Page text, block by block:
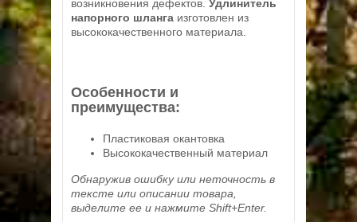
возникновения дефектов. Удлинитель
напорного шланга изготовлен из
высококачественного материала.
Особенности и
преимущества:
Пластиковая окантовка
Высококачественный материал
Обнаружив ошибку или неточность в
тексте или описании товара,
выделите ее и нажмите Shift+Enter.